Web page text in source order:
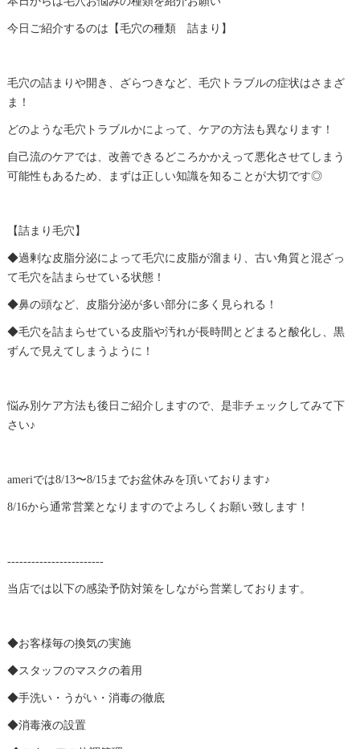
今日ご紹介するのは【毛穴の種類 詰まり】
毛穴の詰まりや開き、ざらつきなど、毛穴トラブルの症状はさまざ
ま！
どのような毛穴トラブルかによって、ケアの方法も異なります！
自己流のケアでは、改善できるどころかかえって悪化させてしまう
可能性もあるため、まずは正しい知識を知ることが大切です◎
【詰まり毛穴】
◆過剰な皮脂分泌によって毛穴に皮脂が溜まり、古い角質と混ざっ
て毛穴を詰まらせている状態！
◆鼻の頭など、皮脂分泌が多い部分に多く見られる！
◆毛穴を詰まらせている皮脂や汚れが長時間とどまると酸化し、黒
ずんで見えてしまうように！
悩み別ケア方法も後日ご紹介しますので、是非チェックしてみて下
さい♪
ameriでは8/13〜8/15までお盆休みを頂いております♪
8/16から通常営業となりますのでよろしくお願い致します！
------------------------
当店では以下の感染予防対策をしながら営業しております。
◆お客様毎の換気の実施
◆スタッフのマスクの着用
◆手洗い・うがい・消毒の徹底
◆消毒液の設置